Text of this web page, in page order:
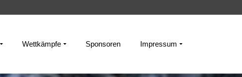
Wettkämpfe Sponsoren Impressum